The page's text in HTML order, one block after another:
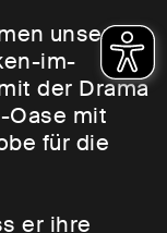
unserer
im-
der Drama
Oase mit
für die
er ihre